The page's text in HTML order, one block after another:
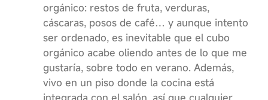
orgánico: restos de fruta, verduras,
cáscaras, posos de café… y aunque intento
ser ordenado, es inevitable que el cubo
orgánico acabe oliendo antes de lo que me
gustaría, sobre todo en verano. Además,
vivo en un piso donde la cocina está